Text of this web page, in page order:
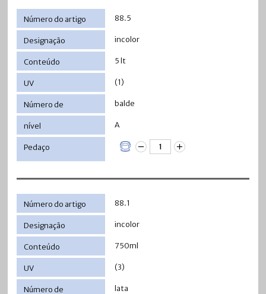
88.5
incolor
5 lt
(1)
balde
A
88.1
incolor
750ml
(3)
lata